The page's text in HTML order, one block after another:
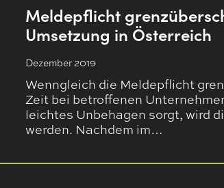
Meldepflicht
Umsetzung in Österreich
Dezember 2019
Wenngleich die Meldepflicht
Zeit bei betroffenen
leichtes Unbehagen sorgt, wird
werden. Nachdem im…